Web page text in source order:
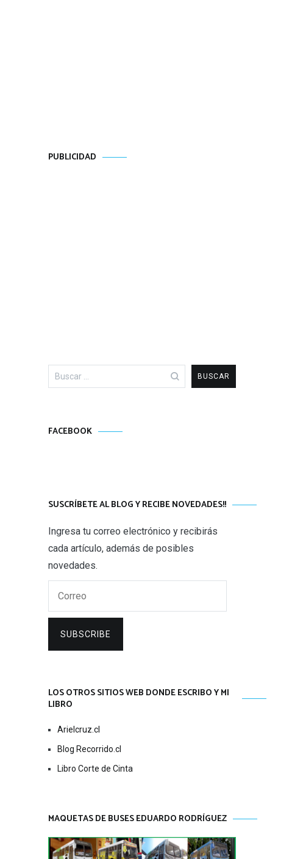
PUBLICIDAD
Buscar:
FACEBOOK
SUSCRÍBETE AL BLOG Y RECIBE NOVEDADES!!
Ingresa tu correo electrónico y recibirás
cada artículo, además de posibles
novedades.
SUBSCRIBE
LOS OTROS SITIOS WEB DONDE ESCRIBO Y MI
LIBRO
Arielcruz.cl
Blog Recorrido.cl
Libro Corte de Cinta
MAQUETAS DE BUSES EDUARDO RODRÍGUEZ